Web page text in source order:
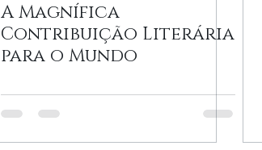
A Magnífica
Contribuição Literária
para o Mundo